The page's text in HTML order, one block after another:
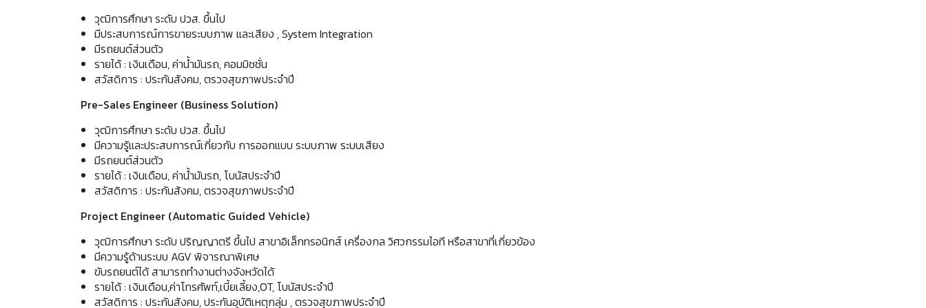
วุฒิการศึกษา ระดับ ปวส. ขึ้นไป
มีประสบการณ์การขายระบบภาพ และเสียง , System Integration
มีรถยนต์ส่วนตัว
รายได้ : เงินเดือน, ค่าน้ำมันรถ, คอมมิชชั่น
สวัสดิการ : ประกันสังคม, ตรวจสุขภาพประจำปี
Pre-Sales Engineer (Business Solution)
วุฒิการศึกษา ระดับ ปวส. ขึ้นไป
มีความรู้และประสบการณ์เกี่ยวกับ การออกแบบ ระบบภาพ ระบบเสียง
มีรถยนต์ส่วนตัว
รายได้ : เงินเดือน, ค่าน้ำมันรถ, โบนัสประจำปี
สวัสดิการ : ประกันสังคม, ตรวจสุขภาพประจำปี
Project Engineer (Automatic Guided Vehicle)
วุฒิการศึกษา ระดับ ปริญญาตรี ขึ้นไป สาขาอิเล็กทรอนิกส์ เครื่องกล วิศวกรรมไอที หรือสาขาที่เกี่ยวข้อง
มีความรู้ด้านระบบ AGV พิจารณาพิเศษ
ขับรถยนต์ได้ สามารถทำงานต่างจังหวัดได้
รายได้ : เงินเดือน,ค่าโทรศัพท์,เบี้ยเลี้ยง,OT, โบนัสประจำปี
สวัสดิการ : ประกันสังคม, ประกันอุบัติเหตุกลุ่ม , ตรวจสุขภาพประจำปี